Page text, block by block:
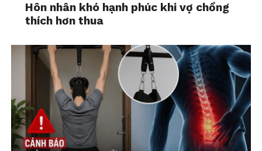
Vì sao con người thường trút
cảm xúc tiêu cực lên người
thân?
Ở góc độ tâm lý học, đây là một cơ chế khá phổ
biến, xuất phát từ cách não bộ xử lý áp lực, cảm xúc
Hôn nhân khó hạnh phúc khi vợ chồng
thích hơn thua